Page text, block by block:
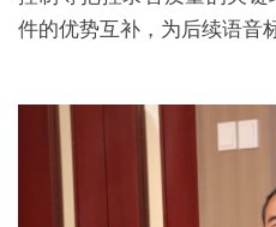
件的优势互补，为后续语音